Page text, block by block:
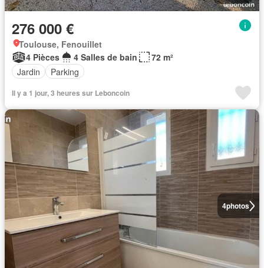
276 000 €
Toulouse, Fenouillet
4 Pièces
4 Salles de bain
72 m²
Jardin
Parking
Il y a 1 jour, 3 heures sur Leboncoin
4photos